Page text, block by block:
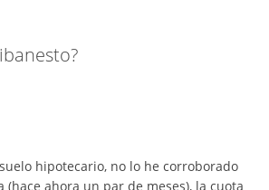
hipotecario, no lo he corroborado
ahora un par de meses), la cuota